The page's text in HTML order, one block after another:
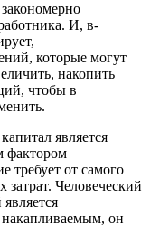
И, в-
которые могут
накопить
чтобы в
является
фактором
требует от самого
затрат. Человеческий
он